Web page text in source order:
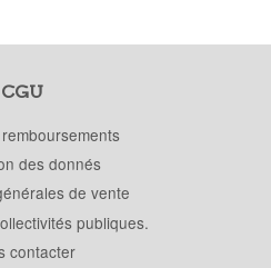
CGU
des donnés
de vente
publiques.
contacter